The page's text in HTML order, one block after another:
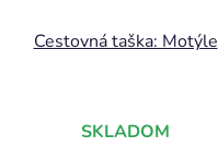
Cestovná taška: Motýle
SKLADOM